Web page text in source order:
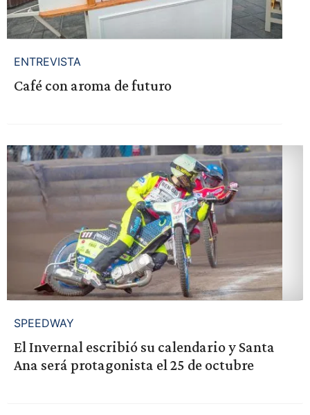
ENTREVISTA
Café con aroma de futuro
SPEEDWAY
El Invernal escribió su calendario y Santa
Ana será protagonista el 25 de octubre